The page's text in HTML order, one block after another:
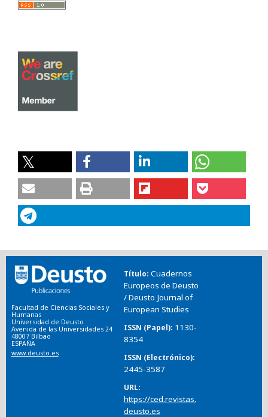
Facultad de Ciencias Sociales y
Humanas
Universidad de Deusto
Avenida de las Universidades 24
48007 Bilbao
ESPAÑA
www.deusto.es
Título Cuadernos
Europeos de Deusto
/ Deusto Journal of
European Studies
ISSN (Papel) 1130-
8354
ISSN (Electrónico)
2445-3587
URL
https://ced.revistas.
deusto.es